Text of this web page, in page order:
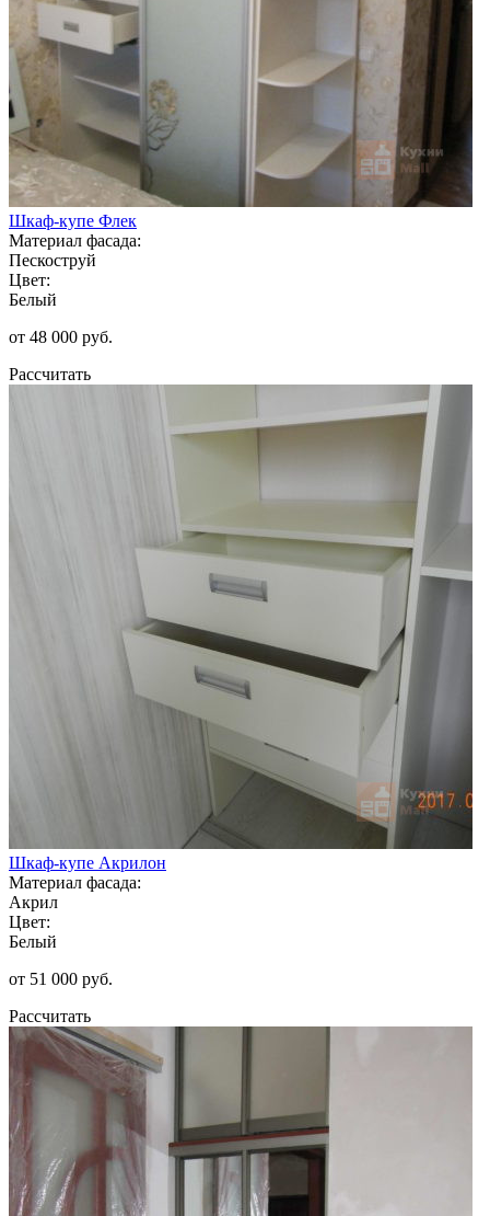
Шкаф-купе Флек
Материал фасада:
Пескоструй
Цвет:
Белый
от 48 000 руб.
Рассчитать
Шкаф-купе Акрилон
Материал фасада:
Акрил
Цвет:
Белый
от 51 000 руб.
Рассчитать